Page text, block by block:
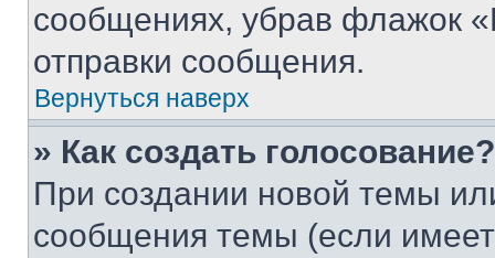
сообщениях, убрав флажок
отправки сообщения.
Вернуться наверх
» Как создать голосование?
При создании новой темы
сообщения темы (если